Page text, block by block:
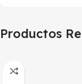
Productos